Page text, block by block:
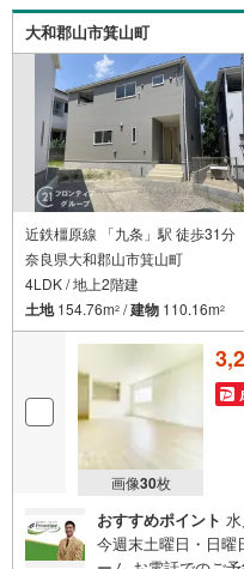
大和郡山市箕山町
近鉄橿原線 「九条」駅 徒歩31分
奈良県大和郡山市箕山町
4LDK / 地上2階建
土地154.76m2 /建物 110.16m2
画像30枚
おすすめポイント
今週末土曜日・日曜